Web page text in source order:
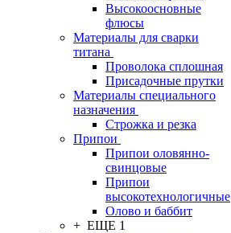
Высокоосновные
флюсы
Материалы для сварки
титана
Проволока сплошная
Присадочные прутки
Материалы специального
назначения
Строжка и резка
Припои
Припои оловянно-
свинцовые
Припои
высокотехнологичные
Олово и баббит
+ ЕЩЕ 1